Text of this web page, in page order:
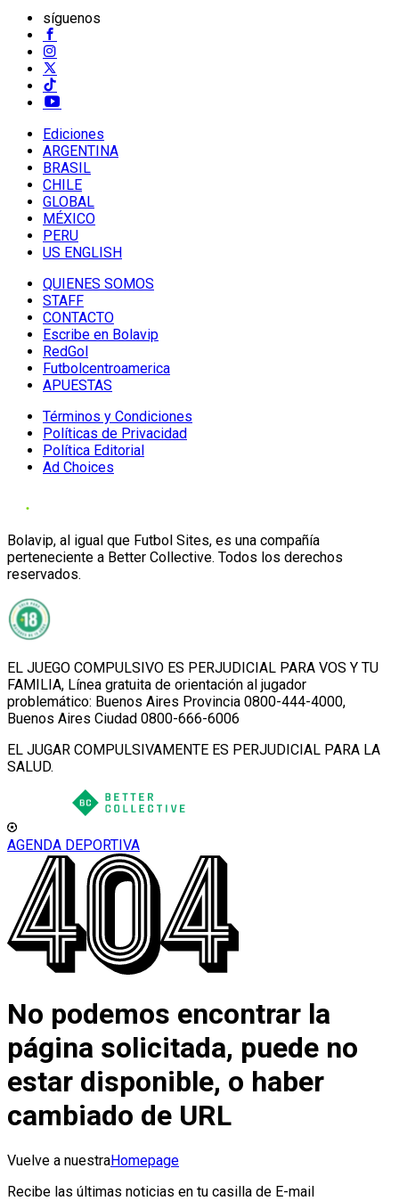
síguenos
Ediciones
ARGENTINA
BRASIL
CHILE
GLOBAL
MÉXICO
PERU
US ENGLISH
QUIENES SOMOS
STAFF
CONTACTO
Escribe en Bolavip
RedGol
Futbolcentroamerica
APUESTAS
Términos y Condiciones
Políticas de Privacidad
Política Editorial
Ad Choices
Bolavip, al igual que Futbol Sites, es una compañía
perteneciente a Better Collective. Todos los derechos
reservados.
EL JUEGO COMPULSIVO ES PERJUDICIAL PARA VOS Y TU
FAMILIA, Línea gratuita de orientación al jugador
problemático: Buenos Aires Provincia 0800-444-4000,
Buenos Aires Ciudad 0800-666-6006
EL JUGAR COMPULSIVAMENTE ES PERJUDICIAL PARA LA
SALUD.
AGENDA DEPORTIVA
No podemos encontrar la
página solicitada, puede no
estar disponible, o haber
cambiado de URL
Vuelve a nuestraHomepage
Recibe las últimas noticias en tu casilla de E-mail